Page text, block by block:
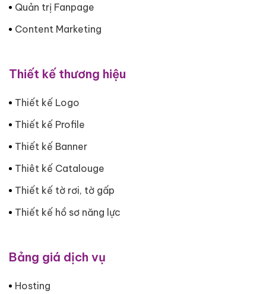
Quản trị Fanpage
Content Marketing
Thiết kế thương hiệu
Thiết kế Logo
Thiết kế Profile
Thiết kế Banner
Thiêt kế Catalouge
Thiết kế tờ rơi, tờ gấp
Thiết kế hồ sơ năng lực
Bảng giá dịch vụ
Hosting